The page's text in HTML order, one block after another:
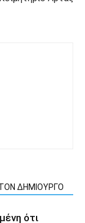
ΔΗΜΙΟΥΡΓΟ
ότι